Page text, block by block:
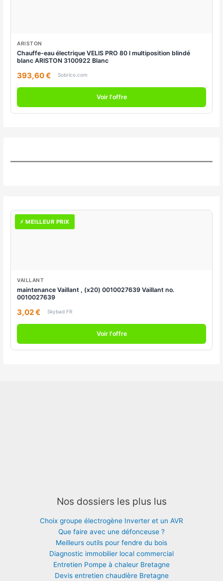
ARISTON
Chauffe-eau électrique VELIS PRO 80 l multiposition blindé
blanc ARISTON 3100922 Blanc
393,60 € Sobrico.com
Voir l'offre
⚡ MEILLEUR PRIX
VAILLANT
maintenance Vaillant , (x20) 0010027639 Vaillant no.
0010027639
3,02 € Skybad FR
Voir l'offre
Nos dossiers les plus lus
Choix groupe électrogène Inverter et un AVR
Que faire avec une défonceuse ?
Meilleurs outils pour fendre du bois
Diagnostic immobilier local commercial
Entretien Pompe à chaleur Bretagne
Devis entretien chaudière Bretagne